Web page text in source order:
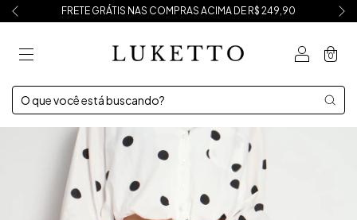
FRETE GRÁTIS NAS COMPRAS ACIMA DE R$ 249,90
0